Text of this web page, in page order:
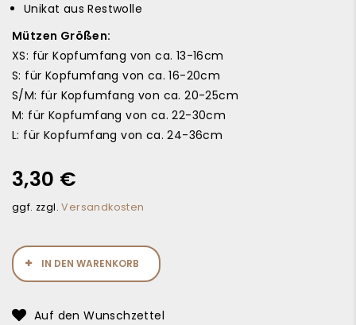
Unikat aus Restwolle
Mützen Größen:
XS: für Kopfumfang von ca. 13-16cm
S: für Kopfumfang von ca. 16-20cm
S/M: für Kopfumfang von ca. 20-25cm
M: für Kopfumfang von ca. 22-30cm
L: für Kopfumfang von ca. 24-36cm
3,30 €
ggf. zzgl.Versandkosten
IN DEN WARENKORB
Auf den Wunschzettel